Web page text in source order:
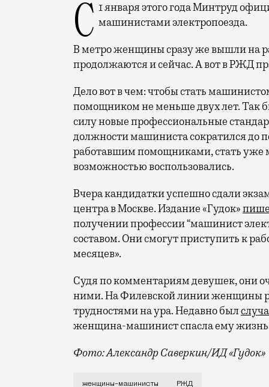
С 1 января этого года Минтруд официально разрешил женщинам работать машинистами электропоезда.
В метро женщины сразу же вышли на
продолжаются и сейчас. А вот в РЖД
Дело вот в чем: чтобы стать
помощником не меньше двух лет. Так
силу новые профессиональные
должности машиниста сократился до
работавшим помощниками, стать уже
возможностью воспользовались.
Вчера кандидатки успешно сдали
центра в Москве. Издание «Гудок»
получении профессии “машинист
составом. Они смогут приступить к
месяцев».
Судя по комментариям девушек, они
ними. На Филевской линии женщины
трудностями на ура. Недавно был
женщина-машинист спасла ему жизнь:
Фото: Александр Саверкин/ИД «Гудок»
С 1 января этого года Минтруд
женщины-машинисты РЖД